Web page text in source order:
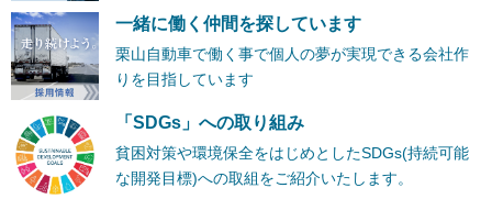
一緒に働く仲間を探しています
栗山自動車で働く事で個人の夢が実現できる会社作
りを目指しています
「SDGs」への取り組み
貧困対策や環境保全をはじめとしたSDGs(持続可能
な開発目標)への取組をご紹介いたします。